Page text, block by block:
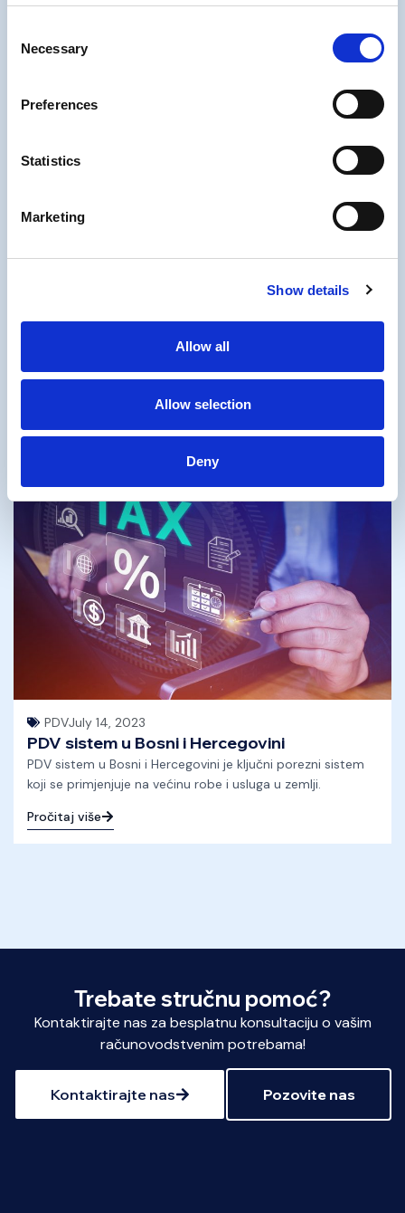
Selection
Necessary
Preferences
Statistics
Marketing
Show details
Allow all
Allow selection
Deny
Poštovani porezni obveznici, Želimo vas obavijestiti o
ključnim promjenama u vezi s porezom na dodanu
Pročitaj više
PDVJuly 14, 2023
PDV sistem u Bosni i Hercegovini
PDV sistem u Bosni i Hercegovini je ključni porezni sistem
koji se primjenjuje na većinu robe i usluga u zemlji.
Pročitaj više
Trebate stručnu pomoć?
Kontaktirajte nas za besplatnu konsultaciju o vašim
računovodstvenim potrebama!
Kontaktirajte nas Pozovite nas